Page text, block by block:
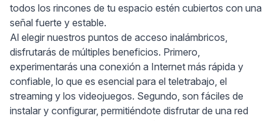
todos los rincones de tu espacio estén cubiertos con una
señal fuerte y estable.
Al elegir nuestros puntos de acceso inalámbricos,
disfrutarás de múltiples beneficios. Primero,
experimentarás una conexión a Internet más rápida y
confiable, lo que es esencial para el teletrabajo, el
streaming y los videojuegos. Segundo, son fáciles de
instalar y configurar, permitiéndote disfrutar de una red